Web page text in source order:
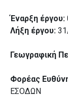
Έναρξη έργου:
Λήξη έργου:
Γεωγραφική
Φορέας
ΕΣΟΔΩΝ